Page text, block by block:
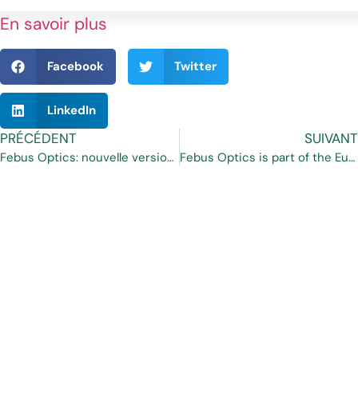
En savoir plus
Facebook Twitter
LinkedIn
PRÉCÉDENT
Febus Optics: nouvelle version du DSTS : le FEBUS G1-C
SUIVANT
Febus Optics is part of the European Projet AFLOWT